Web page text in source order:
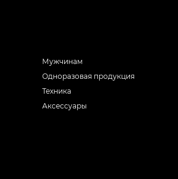
Мужчинам
Одноразовая продукция
Техника
Аксессуары